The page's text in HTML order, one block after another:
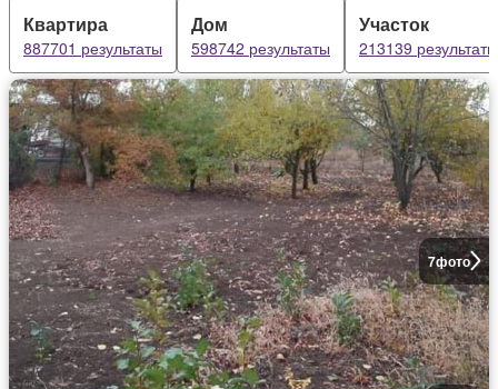
Квартира
887701 результаты
Дом
598742 результаты
Участок
213139 результаты
7фото